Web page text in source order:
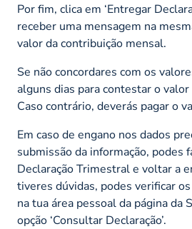
Por fim, clica em ‘Entregar
receber uma mensagem na
valor da contribuição mensal.
Se não concordares com os
alguns dias para contestar o
Caso contrário, deverás pagar o
Em caso de engano nos dados
submissão da informação, podes
Declaração Trimestral e voltar a
tiveres dúvidas, podes verificar
na tua área pessoal da página da
opção ‘Consultar Declaração’.